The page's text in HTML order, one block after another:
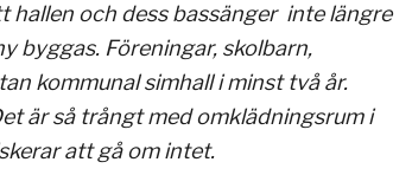
hallen och dess bassänger inte längre
byggas. Föreningar, skolbarn,
kommunal simhall i minst två år.
är så trångt med omklädningsrum i
att gå om intet.